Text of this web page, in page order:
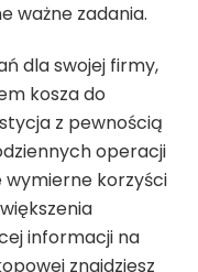
ważne zadania.
dla swojej firmy,
kosza do
z pewnością
operacji
wymierne korzyści
informacji na
znajdziesz